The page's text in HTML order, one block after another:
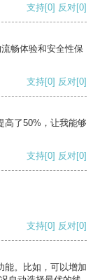
支持[0] 反对[0]
畅体验和安全性保
支持[0] 反对[0]
高了50%，让我能够
支持[0] 反对[0]
支持[0] 反对[0]
能。比如，可以增加